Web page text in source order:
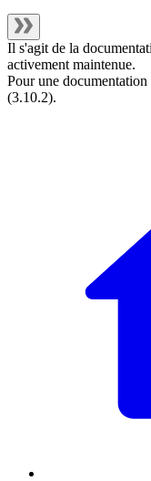
Il s'agit de la
activement maintenue.
Pour une
(3.10.2).